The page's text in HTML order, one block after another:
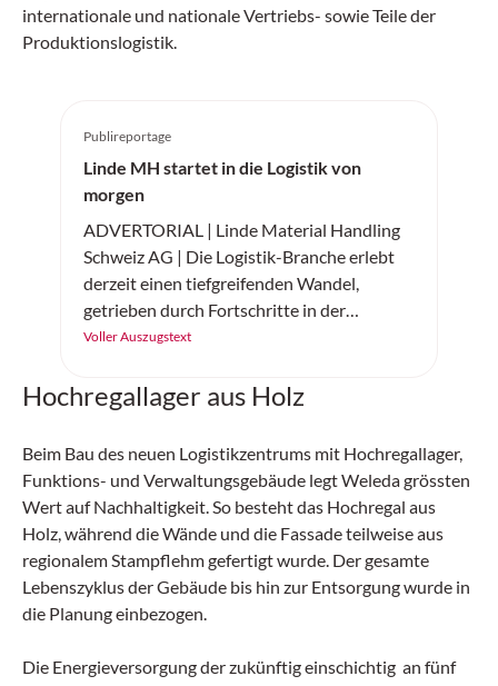
internationale und nationale Vertriebs- sowie Teile der
Produktionslogistik.
Publireportage
Linde MH startet in die Logistik von
morgen
ADVERTORIAL | Linde Material Handling
Schweiz AG | Die Logistik-Branche erlebt
derzeit einen tiefgreifenden Wandel,
getrieben durch Fortschritte in der
künstlichen Intelligenz (KI) und
Schweiz präsentiert zwei bahnbrechende
Innovationen, die den Materialfluss
revolutionieren: die KI-gestützte
Automatisierung von Flurförderzeugen
sowie die neue Elektrostapler-Baureihe
«The Next Champ». Diese Entwicklungen
werden nicht nur die Effizienz steigern,
sondern auch die Wettbewerbsfähigkeit
von Unternehmen nachhaltig verbessern.
Voller Auszugstext
Hochregallager aus Holz
Beim Bau des neuen Logistikzentrums mit Hochregallager,
Funktions- und Verwaltungsgebäude legt Weleda grössten
Wert auf Nachhaltigkeit. So besteht das Hochregal aus
Holz, während die Wände und die Fassade teilweise aus
regionalem Stampflehm gefertigt wurde. Der gesamte
Lebenszyklus der Gebäude bis hin zur Entsorgung wurde in
die Planung einbezogen.
Die Energieversorgung der zukünftig einschichtig an fünf